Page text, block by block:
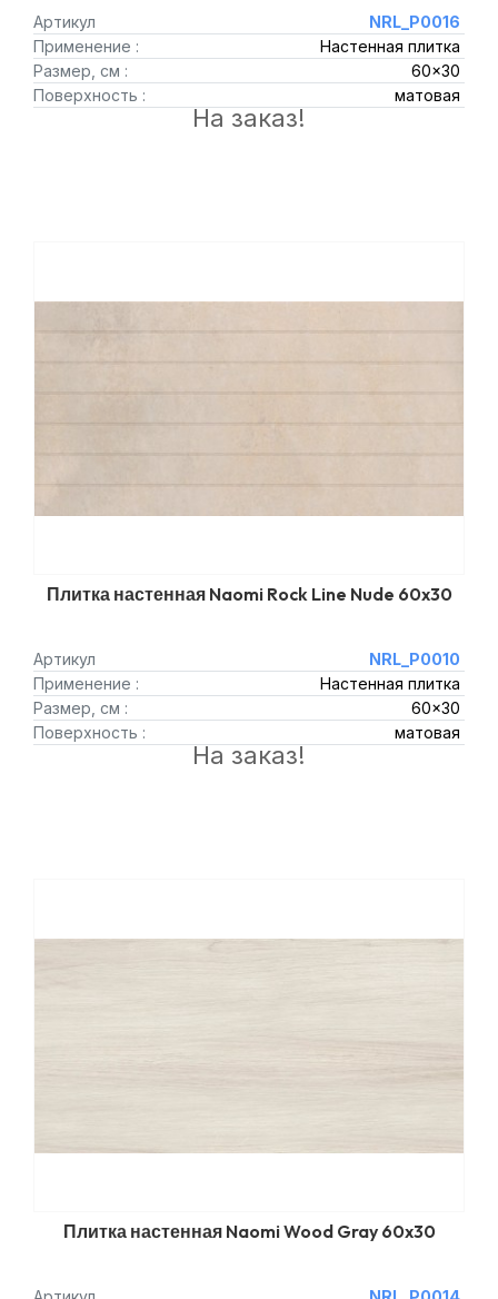
Артикул
NRL_P0016
Применение :
Настенная плитка
Размер, см :
60x30
Поверхность :
матовая
На заказ!
Плитка настенная Naomi Rock Line Nude 60x30
Артикул
NRL_P0010
Применение :
Настенная плитка
Размер, см :
60x30
Поверхность :
матовая
На заказ!
Плитка настенная Naomi Wood Gray 60x30